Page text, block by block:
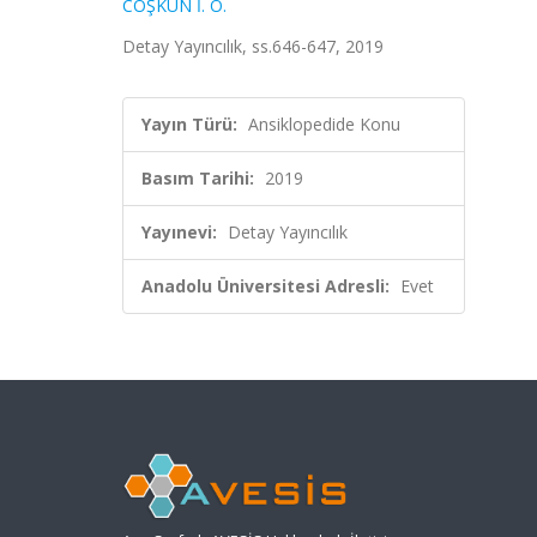
COŞKUN İ. O.
Detay Yayıncılık, ss.646-647, 2019
Yayın Türü: Ansiklopedide Konu
Basım Tarihi: 2019
Yayınevi: Detay Yayıncılık
Anadolu Üniversitesi Adresli: Evet